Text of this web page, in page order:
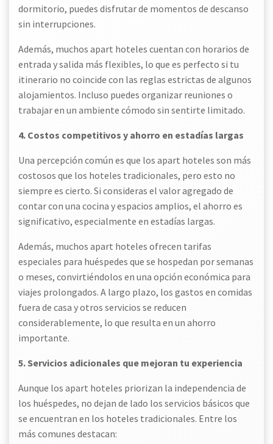
dormitorio, puedes disfrutar de momentos de descanso
sin interrupciones.
Además, muchos apart hoteles cuentan con horarios de
entrada y salida más flexibles, lo que es perfecto si tu
itinerario no coincide con las reglas estrictas de algunos
alojamientos. Incluso puedes organizar reuniones o
trabajar en un ambiente cómodo sin sentirte limitado.
4. Costos competitivos y ahorro en estadías largas
Una percepción común es que los apart hoteles son más
costosos que los hoteles tradicionales, pero esto no
siempre es cierto. Si consideras el valor agregado de
contar con una cocina y espacios amplios, el ahorro es
significativo, especialmente en estadías largas.
Además, muchos apart hoteles ofrecen tarifas
especiales para huéspedes que se hospedan por semanas
o meses, convirtiéndolos en una opción económica para
viajes prolongados. A largo plazo, los gastos en comidas
fuera de casa y otros servicios se reducen
considerablemente, lo que resulta en un ahorro
importante.
5. Servicios adicionales que mejoran tu experiencia
Aunque los apart hoteles priorizan la independencia de
los huéspedes, no dejan de lado los servicios básicos que
se encuentran en los hoteles tradicionales. Entre los
más comunes destacan: